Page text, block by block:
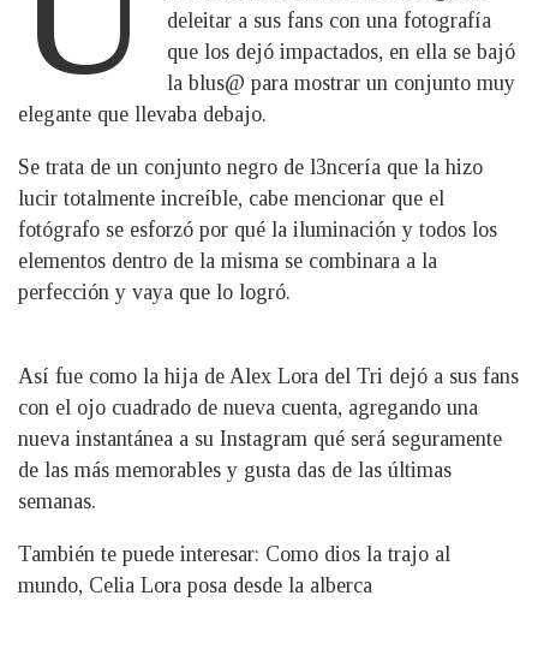
deleitar a sus fans con una fotografía
que los dejó impactados, en ella se bajó
la blus@ para mostrar un conjunto muy
elegante que llevaba debajo.
Se trata de un conjunto negro de l3ncería que la hizo
lucir totalmente increíble, cabe mencionar que el
fotógrafo se esforzó por qué la iluminación y todos los
elementos dentro de la misma se combinara a la
perfección y vaya que lo logró.
Así fue como la hija de Alex Lora del Tri dejó a sus fans
con el ojo cuadrado de nueva cuenta, agregando una
nueva instantánea a su Instagram qué será seguramente
de las más memorables y gusta das de las últimas
semanas.
También te puede interesar: Como dios la trajo al
mundo, Celia Lora posa desde la alberca